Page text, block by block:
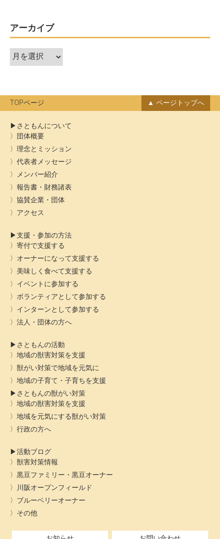
ー
シ
ョ
アーカイブ
ア
ー
ブ
TOPページ ページトップへ
さともんについて
団体概要
理念とミッション
代表者メッセージ
メンバー紹介
報告書・財務諸表
協賛企業・団体
アクセス
支援・参加の方法
寄付で支援する
オーナーになって支援する
美味しく食べて支援する
イベントに参加する
ボランティアとして参加する
インターンとして参加する
法人・団体の方へ
さともんの活動
地域の獣害対策を支援
獣がい対策で地域を元気に
地域の子育て・子育ちを支援
さともんの獣がい対策
地域の獣害対策を支援
地域を元気にする獣がい対策
行政の方へ
活動ブログ
獣害対策情報
黒豆ファミリー・黒豆オーナー
川阪オープンフィールド
ブルーベリーオーナー
その他